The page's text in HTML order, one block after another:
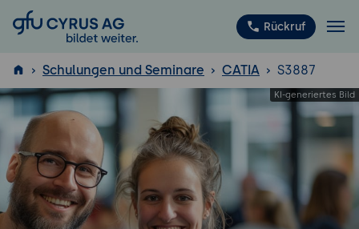
GFU Cyrus AG Rückruf
ISTQB
Schulungen und Seminare CATIA S3887